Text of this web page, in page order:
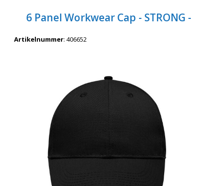
Wil je snel een advies? Bel nu 053-7920045 of 06-55731304
6 Panel Workwear Cap - STRONG -
Artikelnummer: 406652